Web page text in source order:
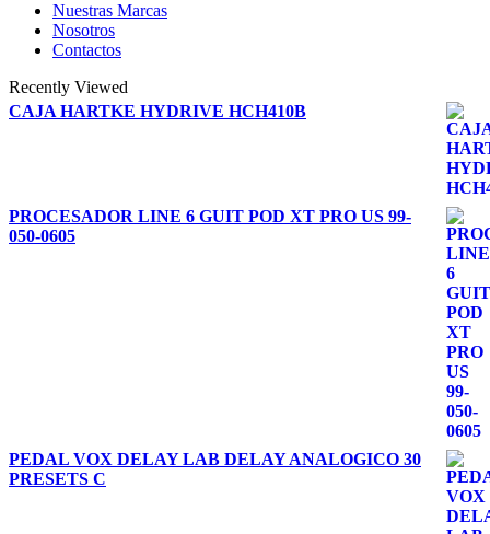
Nuestras Marcas
Nosotros
Contactos
Recently Viewed
CAJA HARTKE HYDRIVE HCH410B
PROCESADOR LINE 6 GUIT POD XT PRO US 99-
050-0605
PEDAL VOX DELAY LAB DELAY ANALOGICO 30
PRESETS C